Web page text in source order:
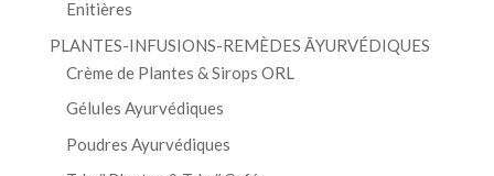
Enitières
PLANTES-INFUSIONS-REMÈDES ĀYURVÉDIQUES
Crème de Plantes & Sirops ORL
Gélules Ayurvédiques
Poudres Ayurvédiques